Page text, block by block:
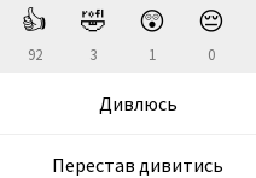
👍
92
🤣
3
😲
1
😔
0
Дивлюсь
Перестав дивитись